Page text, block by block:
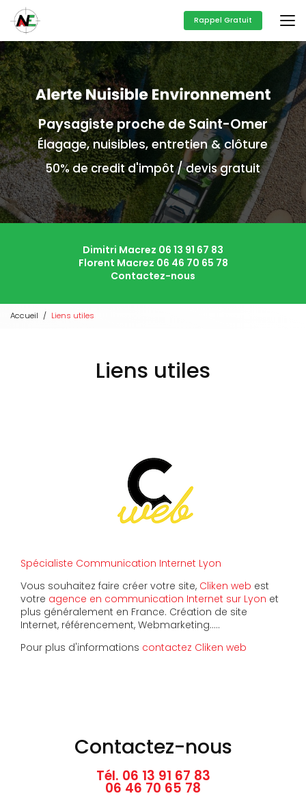
au
contenu
principal
Rappel Gratuit
Paysagiste proche de Saint-Omer
Élagage, nuisibles, entretien & clôture
50% de credit d'impôt / devis gratuit
Dimitri Macrez 06 13 91 67 83
Florent Macrez 06 46 70 65 78
Contactez-nous
Accueil Liens utiles
Liens utiles
Spécialiste Communication Internet Lyon
Vous souhaitez faire créer votre site, Cliken web est
votre agence en communication Internet sur Lyon et
plus généralement en France. Création de site
Internet, référencement, Webmarketing…..
Pour plus d'informations contactez Cliken web
Contactez-nous
Tél. 06 13 91 67 83
06 46 70 65 78